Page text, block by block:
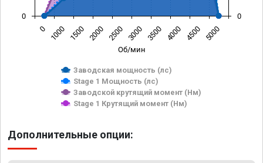
Об/мин
Заводская мощность (лс)
Stage 1 Мощность (лс)
Заводской крутящий момент (Нм)
Stage 1 Крутящий момент (Нм)
0 1000 1500 2000 2500 3000 3500 4000 4500 5000
0 0
Дополнительные опции: